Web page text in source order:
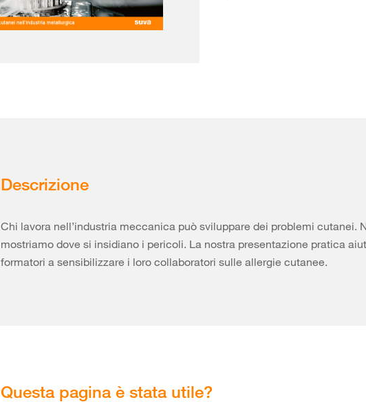
Descrizione
Chi lavora nell’industria meccanica può sviluppare dei problemi cutanei.
mostriamo dove si insidiano i pericoli. La nostra presentazione pratica
formatori a sensibilizzare i loro collaboratori sulle allergie cutanee.
Questa pagina è stata utile?